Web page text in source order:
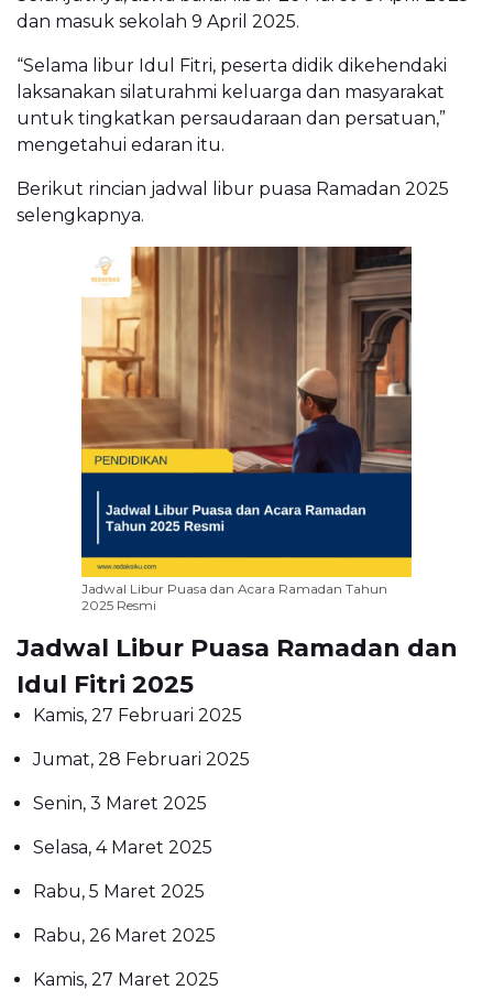
dan masuk sekolah 9 April 2025.
“Selama libur Idul Fitri, peserta didik dikehendaki
laksanakan silaturahmi keluarga dan masyarakat
untuk tingkatkan persaudaraan dan persatuan,”
mengetahui edaran itu.
Berikut rincian jadwal libur puasa Ramadan 2025
selengkapnya.
Jadwal Libur Puasa dan Acara Ramadan Tahun
2025 Resmi
Jadwal Libur Puasa Ramadan dan
Idul Fitri 2025
Kamis, 27 Februari 2025
Jumat, 28 Februari 2025
Senin, 3 Maret 2025
Selasa, 4 Maret 2025
Rabu, 5 Maret 2025
Rabu, 26 Maret 2025
Kamis, 27 Maret 2025